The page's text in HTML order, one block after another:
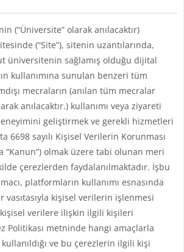
(“Üniversite” olarak anılacaktır)
(“Site”), sitenin uzantılarında,
üniversitenin sağlamış olduğu dijital
kullanımına sunulan benzeri tüm
mecraların (anılan tüm mecralar
anılacaktır.) kullanımı veya ziyareti
geliştirmek ve gerekli hizmetleri
6698 sayılı Kişisel Verilerin Korunması
“Kanun”) olmak üzere tabi olunan meri
çerezlerden faydalanılmaktadır. İşbu
platformların kullanımı esnasında
vasıtasıyla kişisel verilerin işlenmesi
verilere ilişkin ilgili kişileri
Politikası metninde hangi amaçlarla
ve bu çerezlerin ilgili kişi